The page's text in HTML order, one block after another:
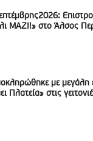
ΜΑΖΙ!» στο Άλσος
με μεγάλη
Πλατεία» στις